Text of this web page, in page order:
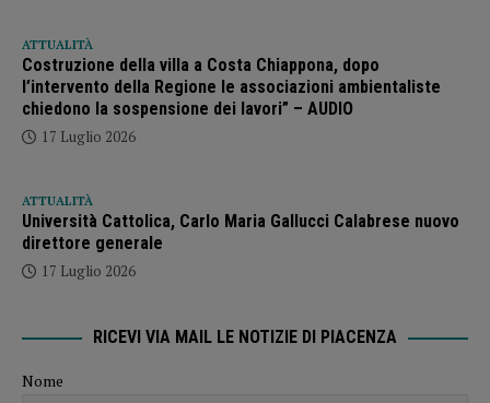
ATTUALITÀ
Costruzione della villa a Costa Chiappona, dopo
l’intervento della Regione le associazioni ambientaliste
chiedono la sospensione dei lavori” – AUDIO
17 Luglio 2026
ATTUALITÀ
Università Cattolica, Carlo Maria Gallucci Calabrese nuovo
direttore generale
17 Luglio 2026
RICEVI VIA MAIL LE NOTIZIE DI PIACENZA
Nome